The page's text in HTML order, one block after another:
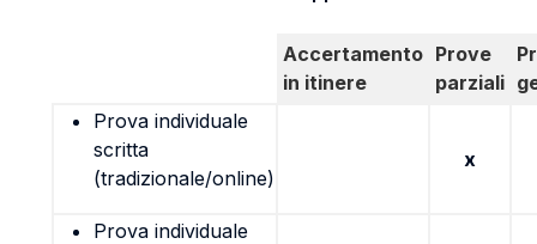
Accertamento
in itinere
Prove
parziali
Prova individuale
scritta
(tradizionale/online)
x
Prova individuale